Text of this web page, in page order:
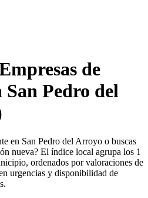
de
Pedro del
en San Pedro del Arroyo o buscas
nueva? El índice local agrupa los 1
ordenados por valoraciones de
urgencias y disponibilidad de